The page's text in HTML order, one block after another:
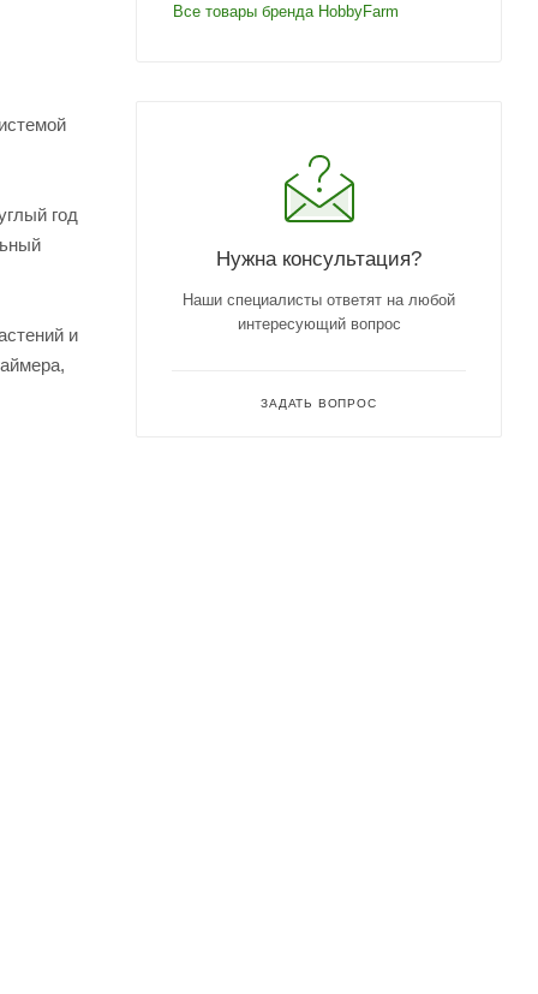
год
и
Все товары бренда HobbyFarm
Нужна консультация?
Наши специалисты ответят на любой
интересующий вопрос
ЗАДАТЬ ВОПРОС